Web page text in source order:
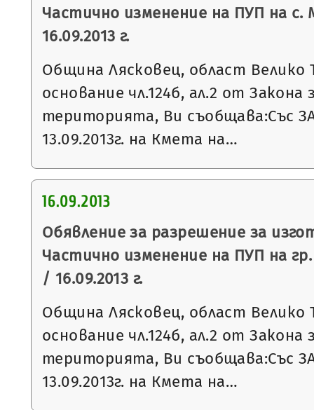
Частично изменение на ПУП на
16.09.2013 г.
Община Лясковец, област Велико
основание чл.124б, ал.2 от
територията, Ви съобщава:Със
13.09.2013г. на Кмета на…
16.09.2013
Обявление за разрешение за
Частично изменение на ПУП на
/ 16.09.2013 г.
Община Лясковец, област Велико
основание чл.124б, ал.2 от
територията, Ви съобщава:Със
13.09.2013г. на Кмета на…